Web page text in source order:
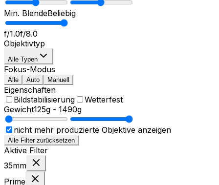
Min. BlendeBeliebig
f/1.0f/8.0
Objektivtyp
Alle Typen
Fokus-Modus
Alle Auto Manuell
Eigenschaften
Bildstabilisierung
Wetterfest
Gewicht125g - 1490g
nicht mehr produzierte Objektive anzeigen
Alle Filter zurücksetzen
Aktive Filter
35mm
Prime